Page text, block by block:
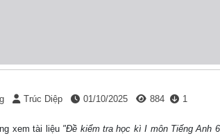
Trúc Diệp 01/10/2025 884 1
xem tài liệu "Đề kiểm tra học kì I môn Tiếng Anh